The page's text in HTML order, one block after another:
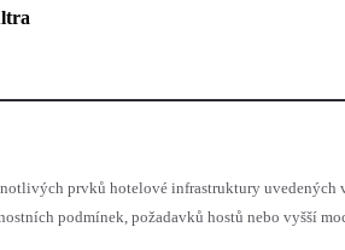
prvků hotelové infrastruktury uvedených
podmínek, požadavků hostů nebo vyšší